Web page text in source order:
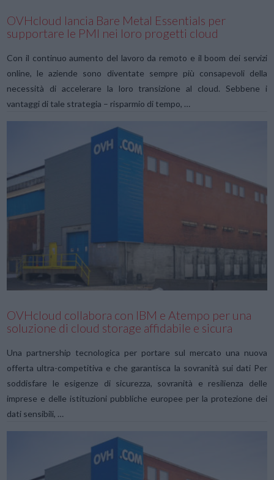
OVHcloud lancia Bare Metal Essentials per
supportare le PMI nei loro progetti cloud
Con il continuo aumento del lavoro da remoto e il boom dei servizi
online, le aziende sono diventate sempre più consapevoli della
necessità di accelerare la loro transizione al cloud. Sebbene i
vantaggi di tale strategia – risparmio di tempo, …
OVHcloud collabora con IBM e Atempo per una
soluzione di cloud storage affidabile e sicura
Una partnership tecnologica per portare sul mercato una nuova
offerta ultra-competitiva e che garantisca la sovranità sui dati Per
soddisfare le esigenze di sicurezza, sovranità e resilienza delle
imprese e delle istituzioni pubbliche europee per la protezione dei
dati sensibili, …